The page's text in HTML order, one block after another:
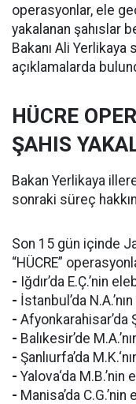
operasyonlar, ele
yakalanan şahıslar
Bakanı Ali
açıklamalarda
HÜCRE
ŞAHIS
Bakan Yerlikaya
sonraki süreç
Son 15 gün içinde
“HÜCRE”
- Iğdır’da E.Ç.’nin
- İstanbul’da N.A.’nın
- Afyonkarahisar’da
- Balıkesir’de
- Şanlıurfa’da
- Yalova‘da M.B.’nin
- Manisa’da C.G.’nin